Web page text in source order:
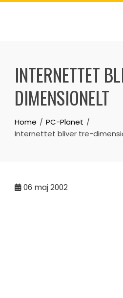
Skip
INTERNETTET
DIMENSIONELT
Home
PC-Planet
Internettet bliver tre-
06 maj 2002